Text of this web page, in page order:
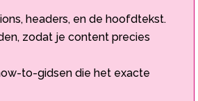
headers, en de hoofdtekst.​
zodat je content precies
to-gidsen die het exacte